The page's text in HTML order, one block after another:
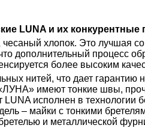
LUNA и их конкурентные
хлопок. Это лучшая
дополнительный процесс
более высоким
нитей, что дает гарантию
имеют тонкие швы,
LUNA исполнен в технологии
– майки с тонкими
и металлической